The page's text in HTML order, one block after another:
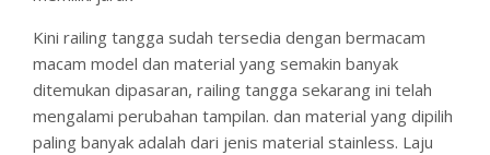
Kini railing tangga sudah tersedia dengan bermacam
macam model dan material yang semakin banyak
ditemukan dipasaran, railing tangga sekarang ini telah
mengalami perubahan tampilan. dan material yang dipilih
paling banyak adalah dari jenis material stainless. Laju